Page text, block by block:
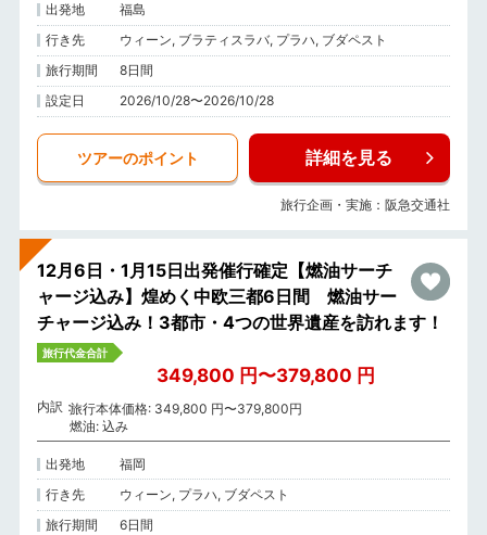
出発地
福島
行き先
ウィーン, ブラティスラバ, プラハ, ブダペスト
旅行期間
8日間
設定日
2026/10/28〜2026/10/28
ツアーのポイント 詳細を見る
旅行企画・実施：阪急交通社
12月6日・1月15日出発催行確定【燃油サーチ
ャージ込み】煌めく中欧三都6日間 燃油サー
チャージ込み！3都市・4つの世界遺産を訪れます！
旅行代金合計
349,800 円〜379,800 円
内訳 旅行本体価格: 349,800 円〜379,800円
燃油: 込み
出発地
福岡
行き先
ウィーン, プラハ, ブダペスト
旅行期間
6日間